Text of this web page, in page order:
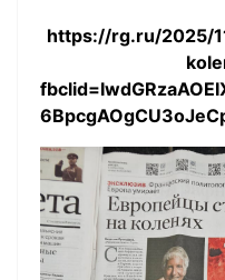
https://rg.ru/2025/